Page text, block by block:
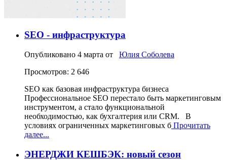
SEO - инфраструктура
Опубликовано 4 марта от Юлия Соболева
Просмотров: 2 646
SEO как базовая инфраструктура бизнеса
Профессиональное SEO перестало быть маркетинговым
инструментом, а стало функциональной
необходимостью, как бухгалтерия или CRM. В
условиях ограниченных маркетинговых б Прочитать
далее...
ЭНЕРДЖИ КЕШБЭК: новый сезон